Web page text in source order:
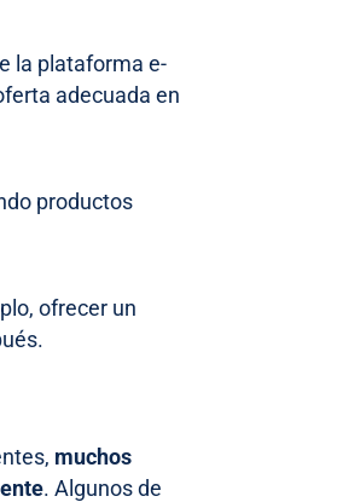
la plataforma e-
adecuada en
productos
ofrecer un
muchos
. Algunos de